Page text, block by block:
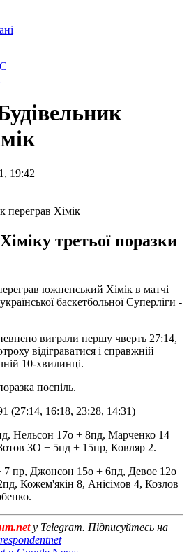
19:42
третьої поразки
южненський Хімік в матчі
баскетбольної Суперліги -
виграли першу чверть 27:14,
відіграватися і справжній
10-хвилинці.
поспіль.
(27:14, 16:18, 23:28, 14:31)
Нельсон 17о + 8пд, Марченко 14
3О + 5пд + 15пр, Ковляр 2.
7 пр, Джонсон 15о + 6пд, Девое 12о
Кожем'якін 8, Анісімов 4, Козлов
у Telegram. Підписуйтесь на